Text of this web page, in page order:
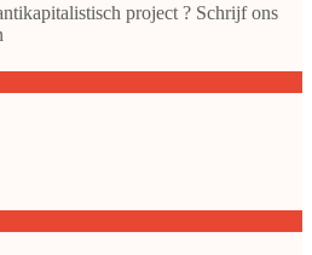
project ? Schrijf ons